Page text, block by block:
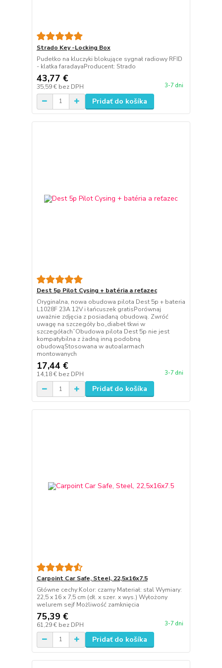
Strado Key -Locking Box
Pudełko na kluczyki blokujące sygnał radiowy RFID
- klatka faradayaProducent: Strado
43,77 €
35,59 € bez DPH 3-7 dni
Pridať do košíka
Dest 5p Pilot Cysing + batéria a reťazec
Oryginalna, nowa obudowa pilota Dest 5p + bateria
L1028F 23A 12V i łańcuszek gratisPorównaj
uważnie zdjęcia z posiadaną obudową. Zwróć
uwagę na szczegóły bo„diabeł tkwi w
szczegółach”Obudowa pilota Dest 5p nie jest
kompatybilna z żadną inną podobną
obudowąStosowana w autoalarmach
montowanych
17,44 €
14,18 € bez DPH 3-7 dni
Pridať do košíka
Carpoint Car Safe, Steel, 22,5x16x7.5
Główne cechy:Kolor: czarny Materiał: stal Wymiary:
22,5 x 16 x 7,5 cm (dł. x szer. x wys.) Wyłożony
welurem sejf Możliwość zamknięcia
75,39 €
61,29 € bez DPH 3-7 dni
Pridať do košíka